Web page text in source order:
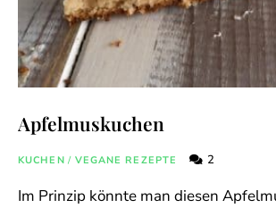
Apfelmuskuchen
KUCHEN / VEGANE REZEPTE 2
Im Prinzip könnte man diesen